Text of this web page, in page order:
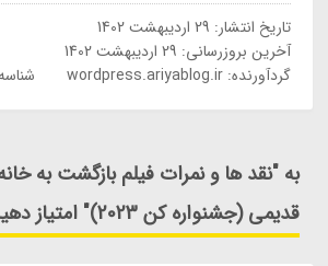
تاریخ انتشار: 29 اردیبهشت 1402
آخرین بروزرسانی: 29 اردیبهشت 1402
گردآورنده:wordpress.ariyablog.ir شناسه
به "نقد ها و نمرات فیلم بازگشت به
قدیمی (جشنواره کن 2023)" امتیاز دهید